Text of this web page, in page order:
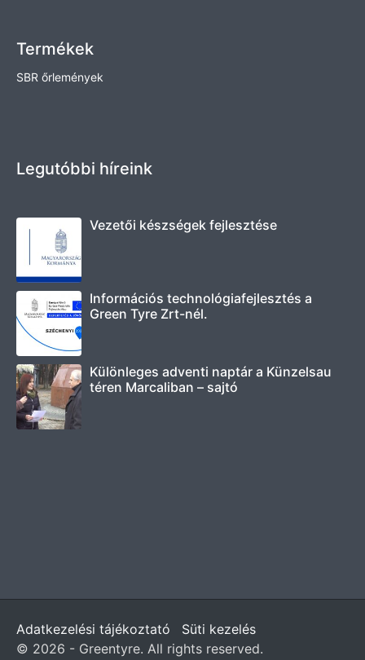
Termékek
SBR őrlemények
Legutóbbi híreink
Vezetői készségek fejlesztése
Információs technológiafejlesztés a
Green Tyre Zrt-nél.
Különleges adventi naptár a Künzelsau
téren Marcaliban – sajtó
Adatkezelési tájékoztató
Süti kezelés
© 2026 - Greentyre. All rights reserved.